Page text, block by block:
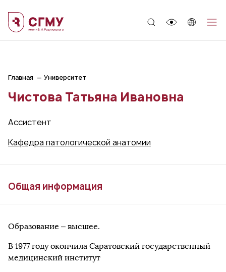
Главная Университет
Чистова Татьяна Ивановна
Ассистент
Кафедра патологической анатомии
Общая информация
Образование – высшее.
В 1977 году окончила Саратовский государственный
медицинский институт